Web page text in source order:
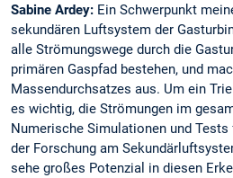
Sabine Ardey: Ein Schwerpunkt
sekundären Luftsystem der
alle Strömungswege durch die
primären Gaspfad bestehen, und
Massendurchsatzes aus. Um ein
es wichtig, die Strömungen im
Numerische Simulationen und Tests
der Forschung am
sehe großes Potenzial in diesen